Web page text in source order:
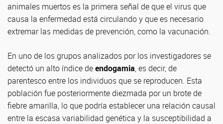
animales muertos es la primera señal de que el virus que
causa la enfermedad está circulando y que es necesario
extremar las medidas de prevención, como la vacunación.
En uno de los grupos analizados por los investigadores se
detectó un alto índice deendogamia, es decir, de
parentesco entre los individuos que se reproducen. Esta
población fue posteriormente diezmada por un brote de
fiebre amarilla, lo que podría establecer una relación causal
entre la escasa variabilidad genética y la susceptibilidad a